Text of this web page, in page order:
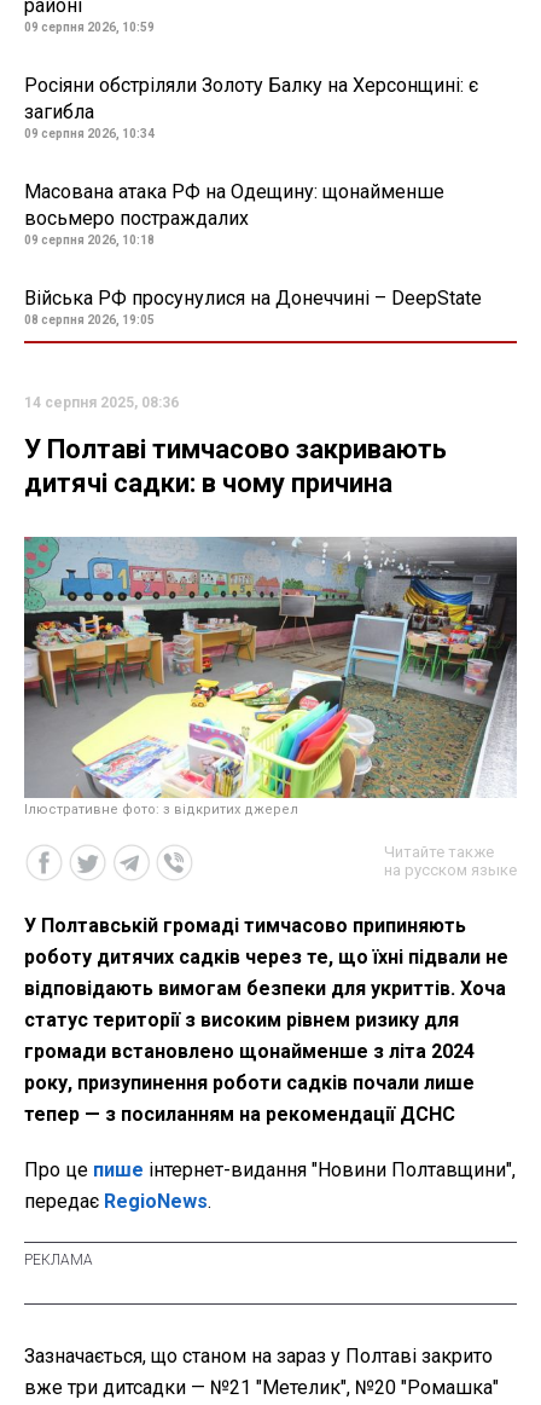
районі
09 серпня 2026, 10:59
Росіяни обстріляли Золоту Балку на Херсонщині: є
загибла
09 серпня 2026, 10:34
Масована атака РФ на Одещину: щонайменше
восьмеро постраждалих
09 серпня 2026, 10:18
Війська РФ просунулися на Донеччині – DeepState
08 серпня 2026, 19:05
14 серпня 2025, 08:36
У Полтаві тимчасово закривають
дитячі садки: в чому причина
Ілюстративне фото: з відкритих джерел
Читайте также
на русском языке
У Полтавській громаді тимчасово припиняють
роботу дитячих садків через те, що їхні підвали не
відповідають вимогам безпеки для укриттів. Хоча
статус території з високим рівнем ризику для
громади встановлено щонайменше з літа 2024
року, призупинення роботи садків почали лише
тепер — з посиланням на рекомендації ДСНС
Про це пише інтернет-видання "Новини Полтавщини",
передає RegioNews.
Зазначається, що станом на зараз у Полтаві закрито
вже три дитсадки — №21 "Метелик", №20 "Ромашка"